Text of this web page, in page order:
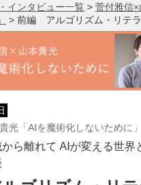
インタビュー一覧 > 菅付雅信
> 前編 アルゴリズム・リテ
光「AIを魔術化しないために」
から離れて AIが変える世界